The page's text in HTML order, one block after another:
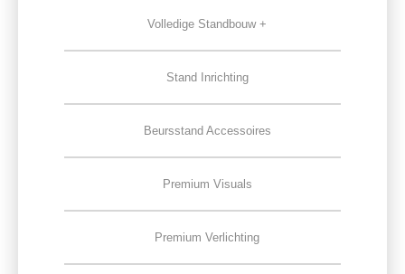
Volledige Standbouw +
Stand Inrichting
Beursstand Accessoires
Premium Visuals
Premium Verlichting